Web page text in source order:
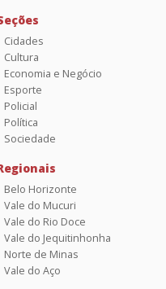
Cidades
Cultura
Economia e Negócio
Esporte
Policial
Política
Sociedade
Belo Horizonte
Vale do Mucuri
Vale do Rio Doce
Vale do Jequitinhonha
Norte de Minas
Vale do Aço